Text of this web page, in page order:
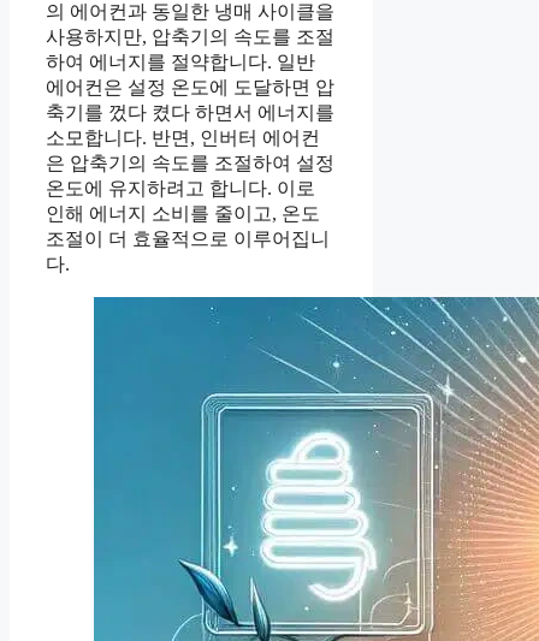
의 에어컨과 동일한 냉매 사이클을
사용하지만, 압축기의 속도를 조절
하여 에너지를 절약합니다. 일반
에어컨은 설정 온도에 도달하면 압
축기를 껐다 켰다 하면서 에너지를
소모합니다. 반면, 인버터 에어컨
은 압축기의 속도를 조절하여 설정
온도에 유지하려고 합니다. 이로
인해 에너지 소비를 줄이고, 온도
조절이 더 효율적으로 이루어집니
다.